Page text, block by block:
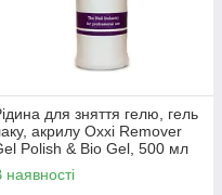
для зняття гелю, гель
акрилу Oxxi Remover
Polish & Bio Gel, 500 мл
наявності